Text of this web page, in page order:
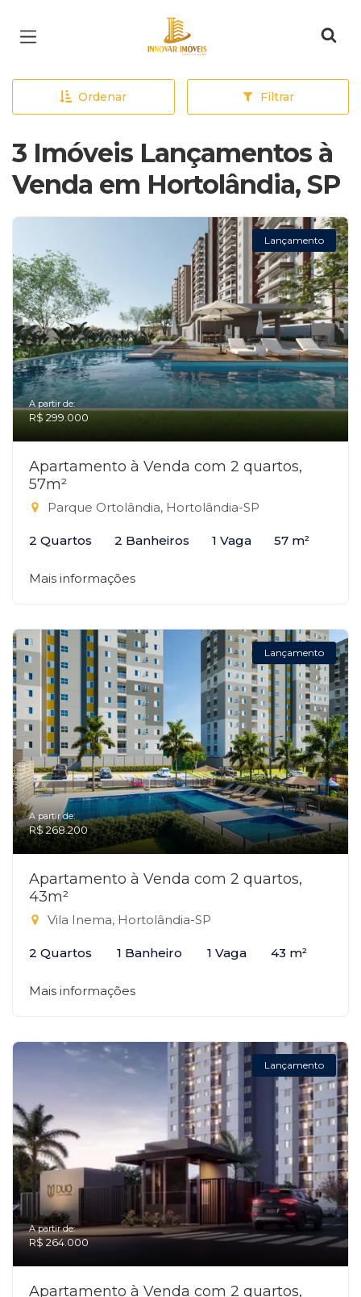
Página inicial
Ordenar Filtrar
3 Imóveis Lançamentos à
Venda em Hortolândia, SP
Lançamento
A partir de:
R$ 299.000
Apartamento à Venda com 2 quartos,
57m²
Parque Ortolândia, Hortolândia-SP
2 Quartos 2 Banheiros 1 Vaga 57 m²
Mais informações
Lançamento
A partir de:
R$ 268.200
Apartamento à Venda com 2 quartos,
43m²
Vila Inema, Hortolândia-SP
2 Quartos 1 Banheiro 1 Vaga 43 m²
Mais informações
Lançamento
A partir de:
R$ 264.000
Apartamento à Venda com 2 quartos,